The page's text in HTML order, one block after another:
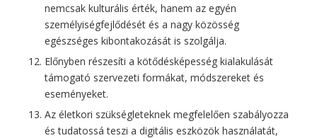
nemcsak kulturális érték, hanem az egyén
személyiségfejlődését és a nagy közösség
egészséges kibontakozását is szolgálja.
Előnyben részesíti a kötődésképesség kialakulását
támogató szervezeti formákat, módszereket és
eseményeket.
Az életkori szükségleteknek megfelelően szabályozza
és tudatossá teszi a digitális eszközök használatát,